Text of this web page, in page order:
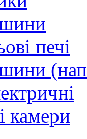
печі
камери